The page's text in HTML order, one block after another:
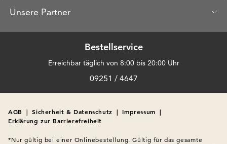
Unsere Partner
Bestellservice
Erreichbar täglich von 8:00 bis 20:00 Uhr
09251 / 4647
AGB | Sicherheit & Datenschutz | Impressum |
Erklärung zur Barrierefreiheit
*Nur gültig bei einer Onlinebestellung. Gültig für das gesamte